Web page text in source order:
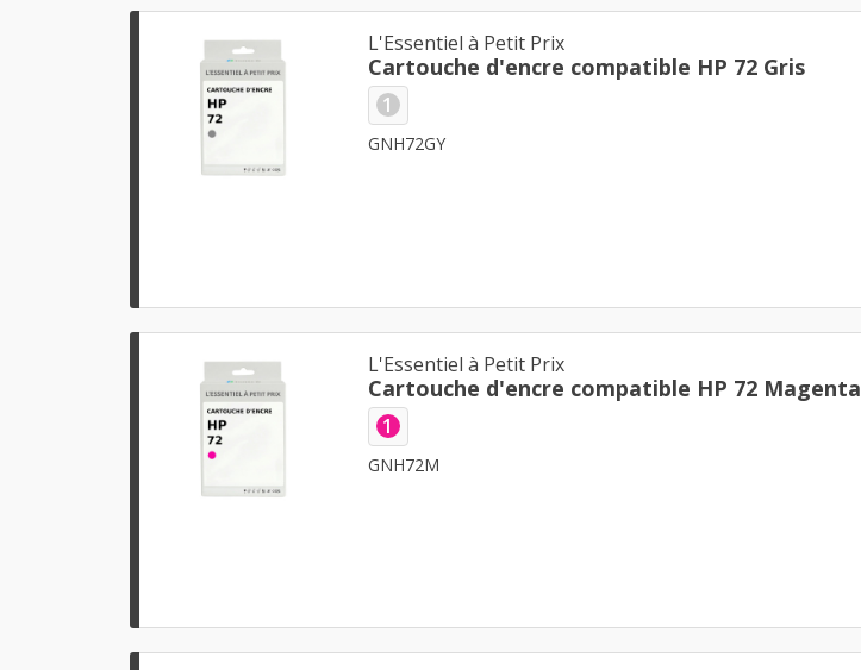
L'Essentiel à Petit Prix
Cartouche d'encre compatible HP 72 Gris
1
GNH72GY
L'Essentiel à Petit Prix
Cartouche d'encre compatible HP 72 Magenta
1
GNH72M